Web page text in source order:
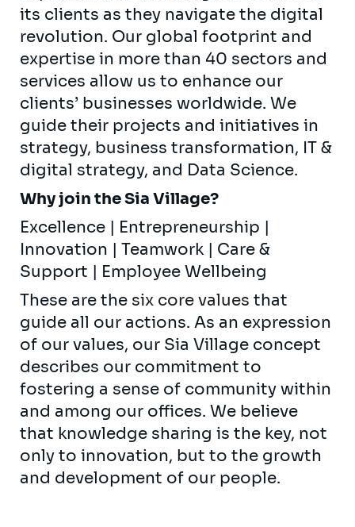
its clients as they navigate the digital
revolution. Our global footprint and
expertise in more than 40 sectors and
services allow us to enhance our
clients’ businesses worldwide. We
guide their projects and initiatives in
strategy, business transformation, IT &
digital strategy, and Data Science.
Why join the Sia Village?
Excellence | Entrepreneurship |
Innovation | Teamwork | Care &
Support | Employee Wellbeing
These are the six core values that
guide all our actions. As an expression
of our values, our Sia Village concept
describes our commitment to
fostering a sense of community within
and among our offices. We believe
that knowledge sharing is the key, not
only to innovation, but to the growth
and development of our people.